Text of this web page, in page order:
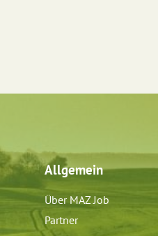
Allgemein
Über MAZ Job
Partner